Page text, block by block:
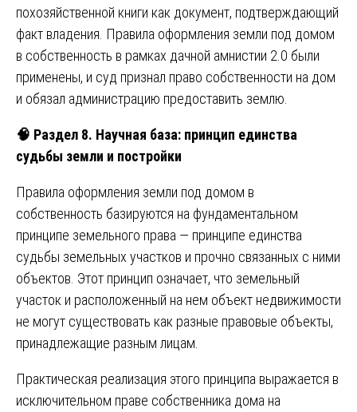
похозяйственной книги как документ, подтверждающий
факт владения. Правила оформления земли под домом
в собственность в рамках дачной амнистии 2.0 были
применены, и суд признал право собственности на дом
и обязал администрацию предоставить землю.
🧠 Раздел 8. Научная база: принцип единства
судьбы земли и постройки
Правила оформления земли под домом в
собственность базируются на фундаментальном
принципе земельного права — принципе единства
судьбы земельных участков и прочно связанных с ними
объектов. Этот принцип означает, что земельный
участок и расположенный на нем объект недвижимости
не могут существовать как разные правовые объекты,
принадлежащие разным лицам.
Практическая реализация этого принципа выражается в
исключительном праве собственника дома на